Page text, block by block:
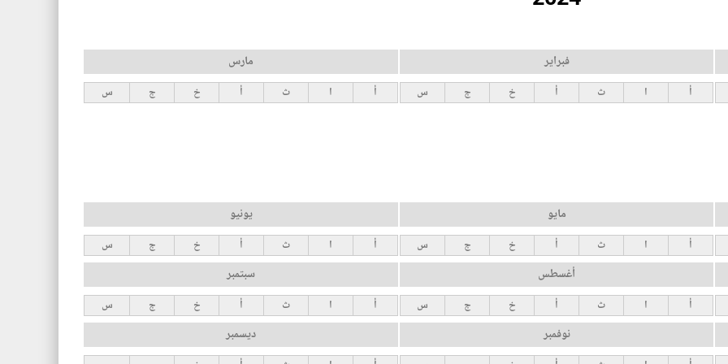
فبراير
أ ا ث أ خ ج س
مارس
أ ا ث أ خ ج س
مايو
أ ا ث أ خ ج س
يونيو
أ ا ث أ خ ج س
أغسطس
أ ا ث أ خ ج س
سبتمبر
أ ا ث أ خ ج س
نوفمبر ديسمبر